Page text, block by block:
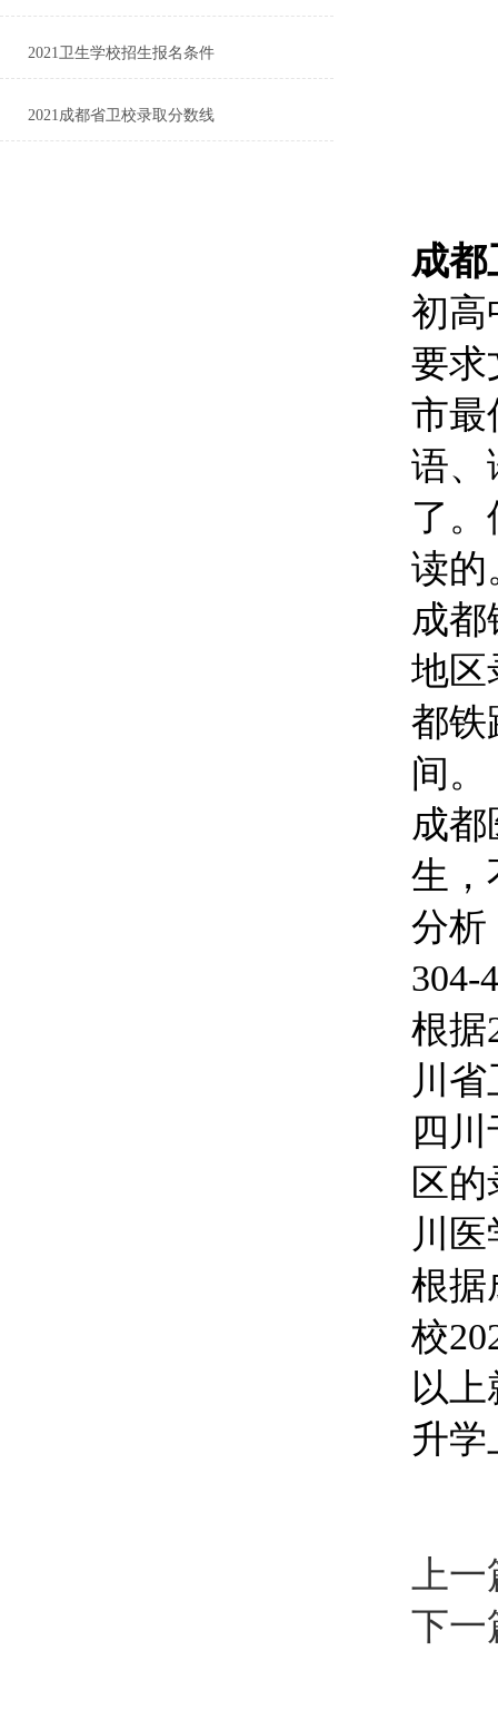
2021卫生学校招生报名条件
2021成都省卫校录取分数线
成都
初高
要求
市最
语、
了
读的
成
地区
都铁
间。
成
生，
分析
304-
根据
川
四
区
川
根据
校
以
升学
上
下一